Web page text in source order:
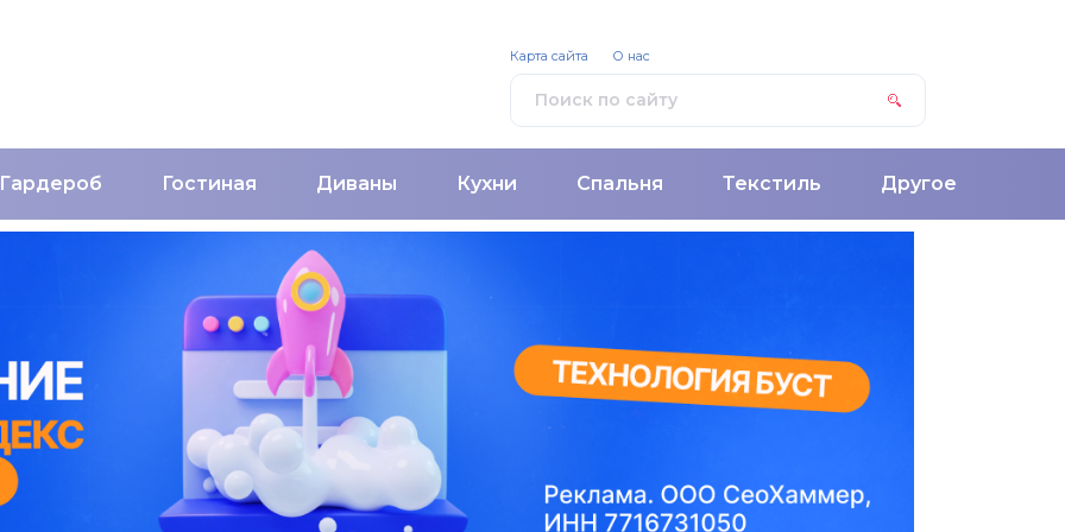
Гардероб Гостиная Диваны Кухни Спальня Текстиль Другое
Карта сайта О нас